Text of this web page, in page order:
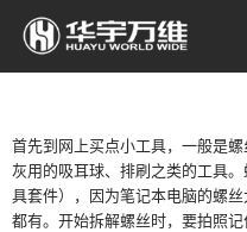
首先到网上买点小工具，一般是
灰用的吸耳球、排刷之类的工具
具套件），因为笔记本电脑的螺
都有。开始拆解螺丝时，要拍照